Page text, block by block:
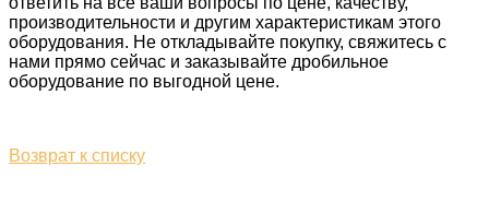
производительности и другим характеристикам этого
оборудования. Не откладывайте покупку, свяжитесь с
нами прямо сейчас и заказывайте дробильное
оборудование по выгодной цене.
Возврат к списку